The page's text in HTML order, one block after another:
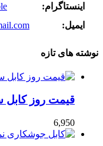
اینستاگرام:
ایمیل:
نوشته های تازه
قیمت روز کابل
6,950